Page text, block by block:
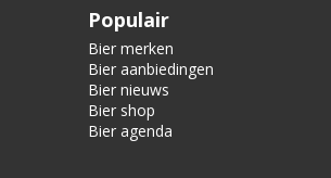
Populair
Bier merken
Bier aanbiedingen
Bier nieuws
Bier shop
Bier agenda